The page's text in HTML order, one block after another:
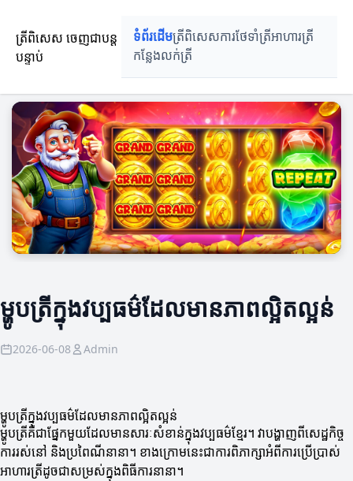
ត្រីពិសេស ចេញជាបន្ត
បន្ទាប់
ទំព័រដើមត្រីពិសេសការថែទាំត្រីអាហារត្រី
កន្លែងលក់ត្រី
ម្ហូបត្រីក្នុងវប្បធម៌ដែលមានភាពល្អិតល្អន់
2026-06-08 Admin
ម្ហូបត្រីក្នុងវប្បធម៌ដែលមានភាពល្អិតល្អន់
ម្ហូបត្រីគឺជាផ្នែកមួយដែលមានសារៈសំខាន់ក្នុងវប្បធម៌ខ្មែរ។ វាបង្ហាញពីសេដ្ឋកិច្ច
ការរស់នៅ និងប្រពៃណីនានា។ ខាងក្រោមនេះជាការពិភាក្សាអំពីការប្រើប្រាស់
អាហារត្រីដូចជាសម្រស់ក្នុងពិធីការនានា។